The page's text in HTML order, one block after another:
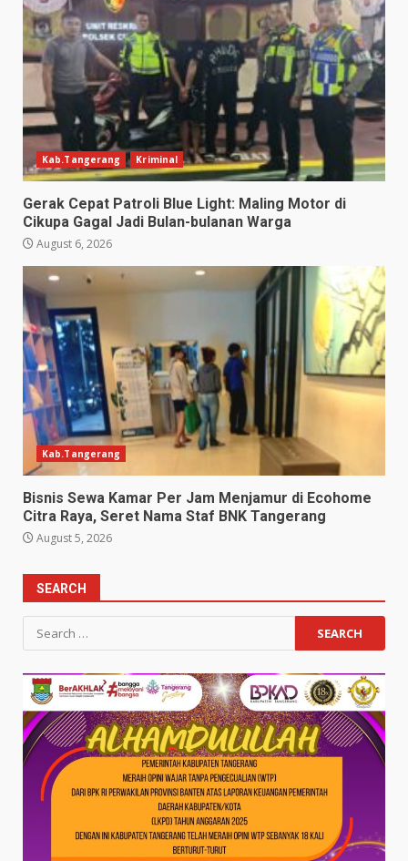
Kab.Tangerang Kriminal
Gerak Cepat Patroli Blue Light: Maling Motor di
Cikupa Gagal Jadi Bulan-bulanan Warga
August 6, 2026
Kab.Tangerang
Bisnis Sewa Kamar Per Jam Menjamur di Ecohome
Citra Raya, Seret Nama Staf BNK Tangerang
August 5, 2026
SEARCH
Search
for: